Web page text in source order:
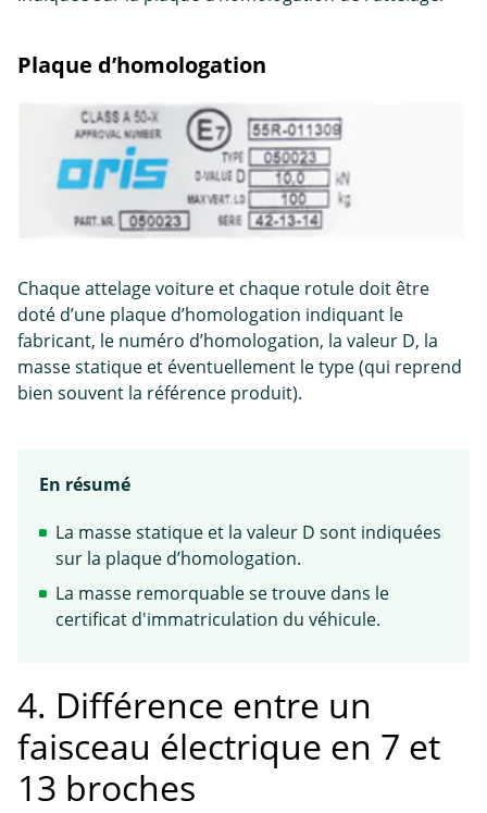
Plaque d’homologation
Chaque attelage voiture et chaque rotule doit être
doté d’une plaque d’homologation indiquant le
fabricant, le numéro d’homologation, la valeur D, la
masse statique et éventuellement le type (qui reprend
bien souvent la référence produit).
En résumé
La masse statique et la valeur D sont indiquées
sur la plaque d’homologation.
La masse remorquable se trouve dans le
certificat d'immatriculation du véhicule.
4. Différence entre un
faisceau électrique en 7 et
13 broches